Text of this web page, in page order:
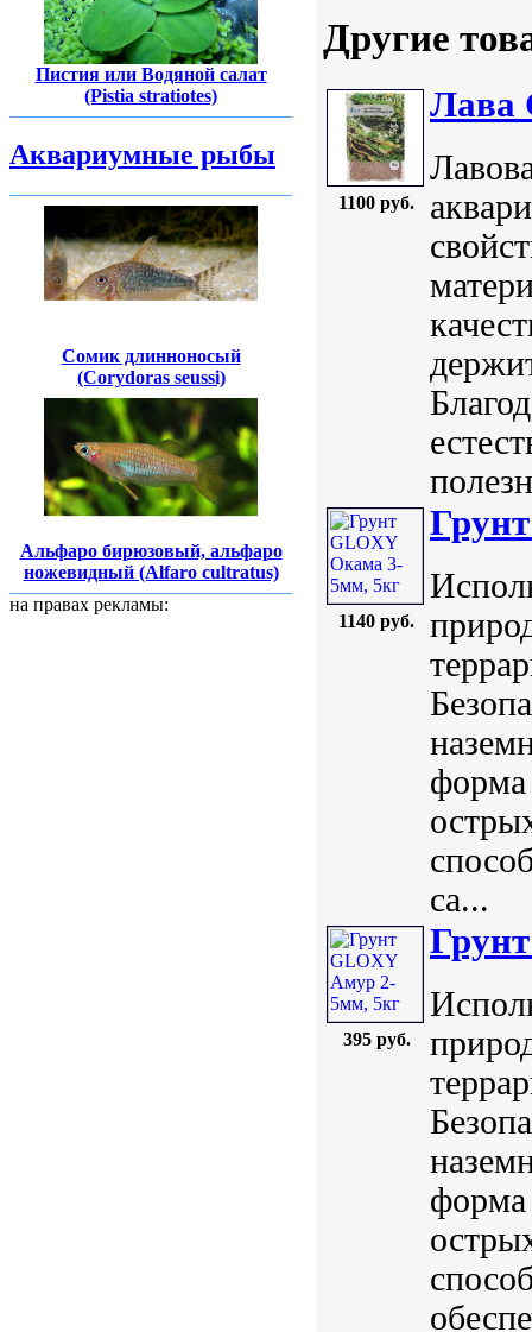
Пистия или Водяной салат
(Pistia stratiotes)
Аквариумные рыбы
Сомик длинноносый
(Corydoras seussi)
Альфаро бирюзовый, альфаро
ножевидный (Alfaro cultratus)
на правах рекламы:
Другие
1100 руб.
Лава
1140 руб.
форма
са...
395 руб.
форма